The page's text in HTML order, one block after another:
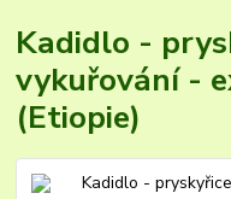
Kadidlo -
vykuřování -
(Etiopie)